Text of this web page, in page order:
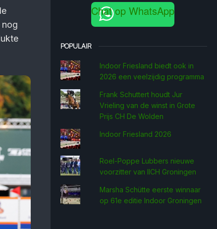
Chat op WhatsApp
POPULAIR
Indoor Friesland biedt ook in
2026 een veelzijdig programma
Frank Schuttert houdt Jur
Vrieling van de winst in Grote
Prijs CH De Wolden
Indoor Friesland 2026
Roel-Poppe Lubbers nieuwe
voorzitter van IICH Groningen
Marsha Schütte eerste win­naar
op 61e editie Indoor Groningen